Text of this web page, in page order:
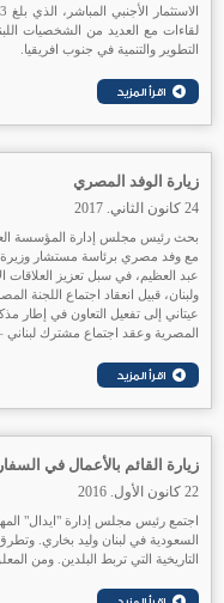
لقاءات مع العديد من الشخصيات
التطوير والتنمية في جنوب افريقيا.
زيارة الوفد المصري
24 كانون الثاني. 2017
بحث رئيس مجلس إدارة المؤسسة
مع وفد مصري برئاسة مستشار وزيرة
عبد العظيم، في سبل تعزيز العلاقات
ولبنان، قبيل انعقاد اجتماع اللجنة
عيتاني إلى تفعيل التعاون في إطار
المصرية وعقد اجتماع مشترك
زيارة القائم بالأعمال في
22 كانون الأول. 2016
اجتمع رئيس مجلس إدارة "ايدال"
السعودية في لبنان وليد بخاري.
التاريخية التي تربط البلدين. ومن